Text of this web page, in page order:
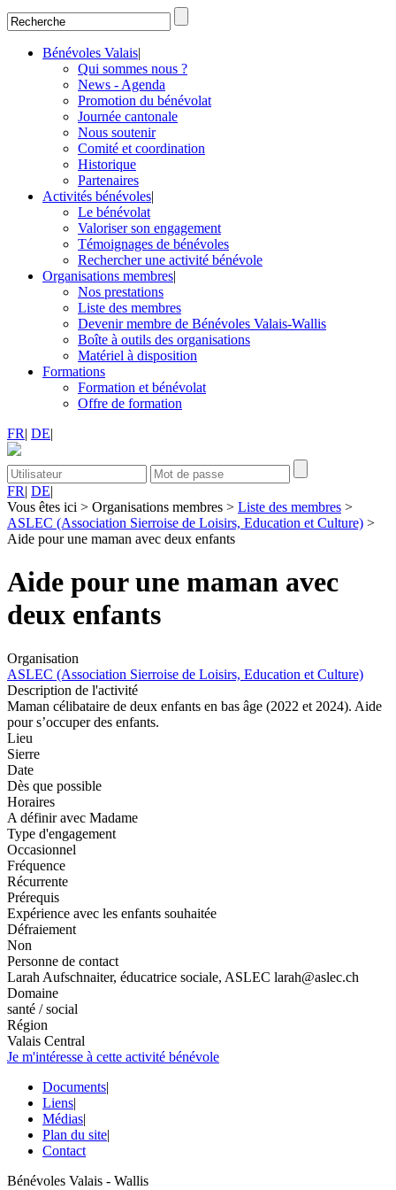
Bénévoles Valais|
Qui sommes nous ?
News - Agenda
Promotion du bénévolat
Journée cantonale
Nous soutenir
Comité et coordination
Historique
Partenaires
Activités bénévoles|
Le bénévolat
Valoriser son engagement
Témoignages de bénévoles
Rechercher une activité bénévole
Organisations membres|
Nos prestations
Liste des membres
Devenir membre de Bénévoles Valais-Wallis
Boîte à outils des organisations
Matériel à disposition
Formations
Formation et bénévolat
Offre de formation
FR| DE|
FR| DE|
Vous êtes ici > Organisations membres > Liste des membres >
ASLEC (Association Sierroise de Loisirs, Education et Culture) >
Aide pour une maman avec deux enfants
Aide pour une maman avec
deux enfants
Organisation
ASLEC (Association Sierroise de Loisirs, Education et Culture)
Description de l'activité
Maman célibataire de deux enfants en bas âge (2022 et 2024). Aide
pour s’occuper des enfants.
Lieu
Sierre
Date
Dès que possible
Horaires
A définir avec Madame
Type d'engagement
Occasionnel
Fréquence
Récurrente
Prérequis
Expérience avec les enfants souhaitée
Défraiement
Non
Personne de contact
Larah Aufschnaiter, éducatrice sociale, ASLEC larah@aslec.ch
Domaine
santé / social
Région
Valais Central
Je m'intéresse à cette activité bénévole
Documents|
Liens|
Médias|
Plan du site|
Contact
Bénévoles Valais - Wallis